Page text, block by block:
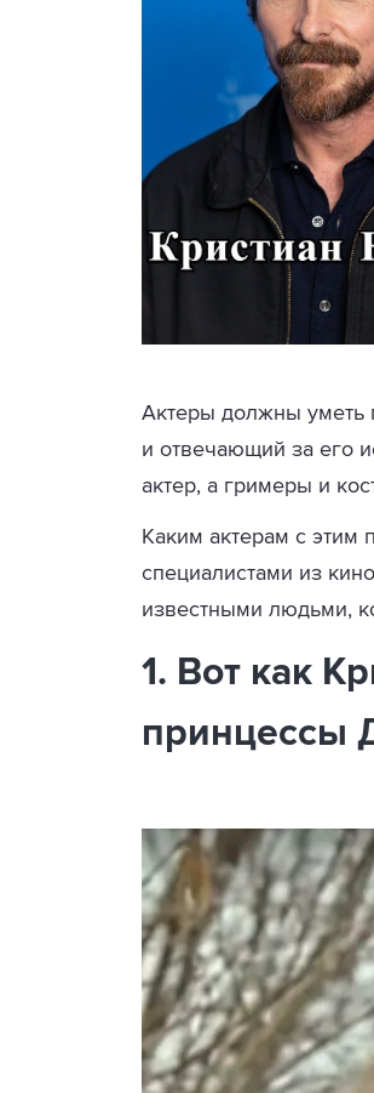
Актеры должны уметь
и отвечающий за его
актер, а гримеры и
Каким актерам с этим
специалистами из
известными людьми,
1. Вот как
принцессы